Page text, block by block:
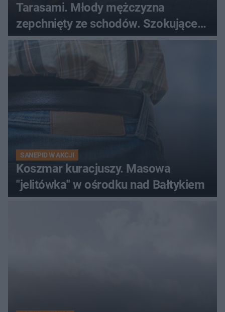
Tarasami. Młody mężczyzna
zepchnięty ze schodów. Szokujące
nagranie krąży po sieci
SANEPID W AKCJI
Koszmar kuracjuszy. Masowa
"jelitówka" w ośrodku nad Bałtykiem